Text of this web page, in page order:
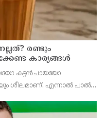
രണ്ടും
കാര്യങ്ങൾ
കട്ടൻചായയോ
ശീലമാണ്. എന്നാൽ പാൽ
ചോദ്യം പലർക്കുമുണ്ട്.